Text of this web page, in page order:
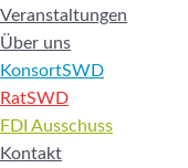
Veranstaltungen
Über uns
KonsortSWD
RatSWD
FDI Ausschuss
Kontakt